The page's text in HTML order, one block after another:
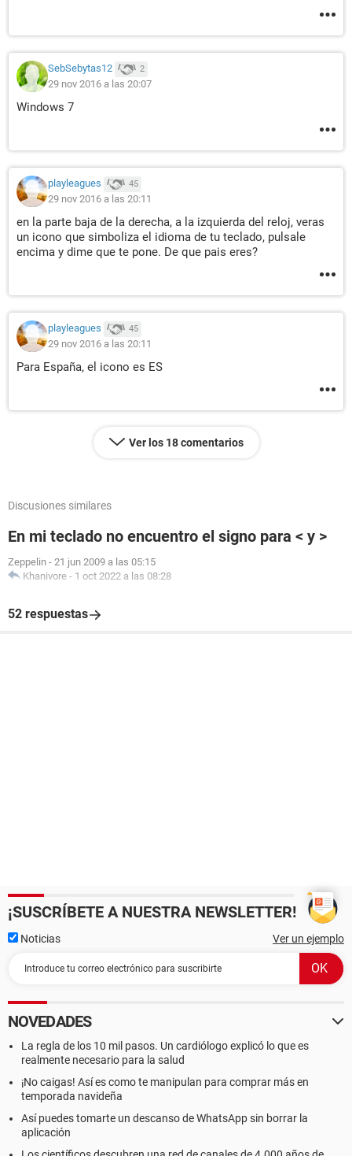
SebSebytas12 2
29 nov 2016 a las 20:07
Windows 7
playleagues 45
29 nov 2016 a las 20:11
en la parte baja de la derecha, a la izquierda del reloj, veras
un icono que simboliza el idioma de tu teclado, pulsale
encima y dime que te pone. De que pais eres?
playleagues 45
29 nov 2016 a las 20:11
Para España, el icono es ES
Ver los 18 comentarios
Discusiones similares
En mi teclado no encuentro el signo para < y >
Zeppelin - 21 jun 2009 a las 05:15
Khanivore - 1 oct 2022 a las 08:28
52 respuestas
¡SUSCRÍBETE A NUESTRA NEWSLETTER!
Noticias Ver un ejemplo
NOVEDADES
La regla de los 10 mil pasos. Un cardiólogo explicó lo que es
realmente necesario para la salud
¡No caigas! Así es como te manipulan para comprar más en
temporada navideña
Así puedes tomarte un descanso de WhatsApp sin borrar la
aplicación